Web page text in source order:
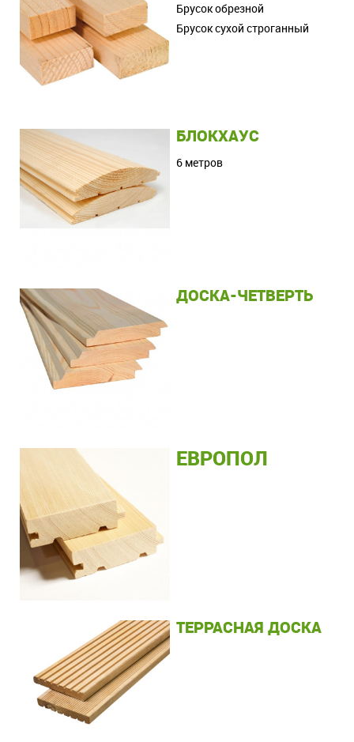
Брусок обрезной
Брусок сухой строганный
БЛОКХАУС
6 метров
ДОСКА-ЧЕТВЕРТЬ
ЕВРОПОЛ
ТЕРРАСНАЯ ДОСКА